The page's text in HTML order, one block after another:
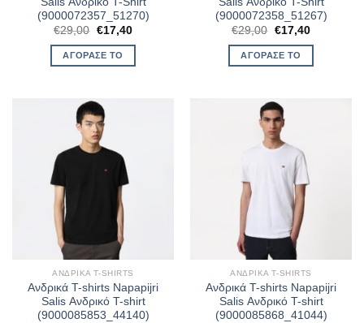
(9000072357_51270)
€29,00 Original
was:
€29,00.
€17,40Η
ΑΓΌΡΑΣΈ ΤΟ
(9000072358_51267)
€29,00 Original
was:
€29,00.
€17,40Η
ΑΓΌΡΑΣΈ ΤΟ
ΑΝΔΡΙΚΆ T-SHIRTS
Ανδρικά T-shirts Napapijri
Salis Ανδρικό T-shirt
(9000085853_44140)
ΑΝΔΡΙΚΆ T-SHIRTS
Ανδρικά T-shirts Napapijri
Salis Ανδρικό T-shirt
(9000085868_41044)